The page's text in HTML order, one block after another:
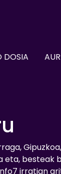
DOSIA
besteak
irratian